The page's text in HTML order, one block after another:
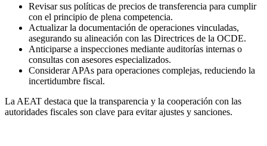
Revisar sus políticas de precios de transferencia para cumplir
con el principio de plena competencia.
Actualizar la documentación de operaciones vinculadas,
asegurando su alineación con las Directrices de la OCDE.
Anticiparse a inspecciones mediante auditorías internas o
consultas con asesores especializados.
Considerar APAs para operaciones complejas, reduciendo la
incertidumbre fiscal.
La AEAT destaca que la transparencia y la cooperación con las
autoridades fiscales son clave para evitar ajustes y sanciones.